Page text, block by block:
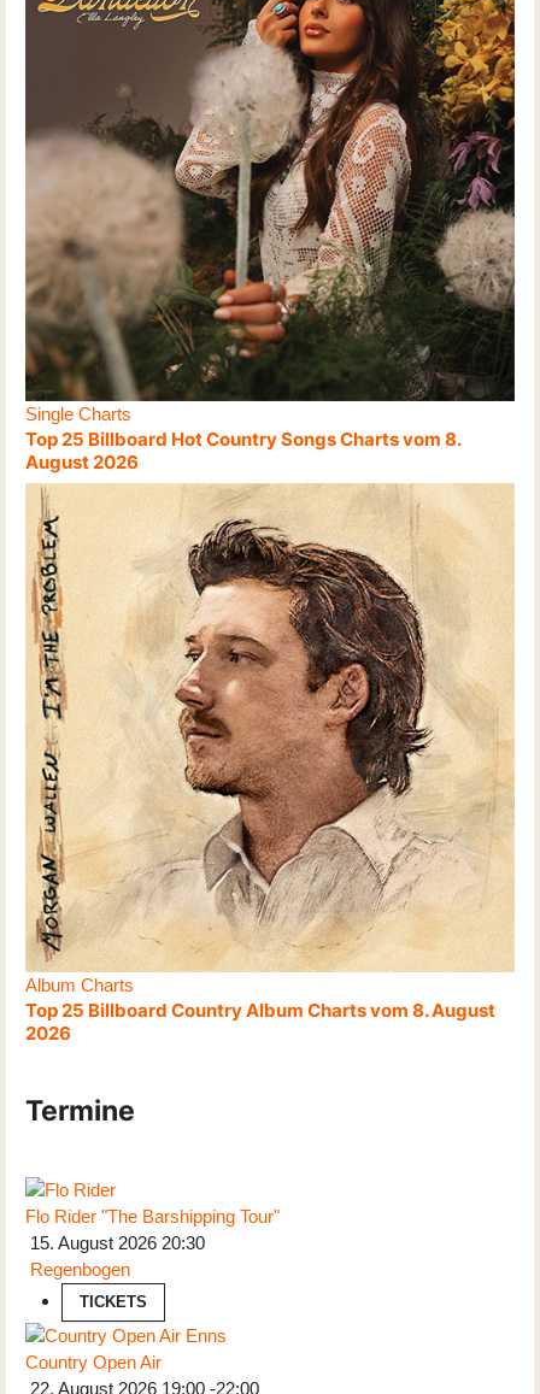
Single Charts
Top 25 Billboard Hot Country Songs Charts vom 8.
August 2026
Album Charts
Top 25 Billboard Country Album Charts vom 8. August
2026
Termine
Flo Rider "The Barshipping Tour"
15. August 2026 20:30
Regenbogen
TICKETS
Country Open Air
22. August 2026 19:00 -22:00